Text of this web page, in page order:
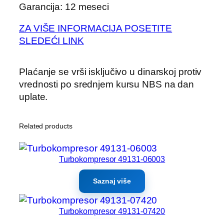
Garancija: 12 meseci
ZA VIŠE INFORMACIJA POSETITE
SLEDEĆI LINK
Plaćanje se vrši isključivo u dinarskoj protiv
vrednosti po srednjem kursu NBS na dan
uplate.
Related products
Turbokompresor 49131-06003
Saznaj više
Turbokompresor 49131-07420